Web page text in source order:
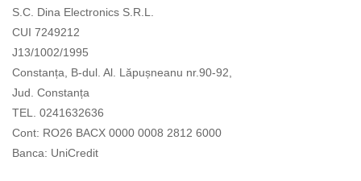
S.C. Dina Electronics S.R.L.
CUI 7249212
J13/1002/1995
Constanța, B-dul. Al. Lăpușneanu nr.90-92,
Jud. Constanța
TEL. 0241632636
Cont: RO26 BACX 0000 0008 2812 6000
Banca: UniCredit